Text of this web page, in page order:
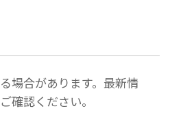
場合があります。最新情
確認ください。